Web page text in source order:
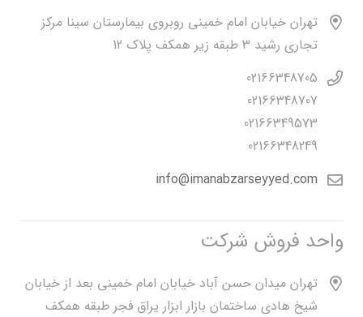
تهران خیابان امام خمینی روبروی بیمارستان سینا مرکز
تجاری رشید 3 طبقه زیر همکف پلاک 12
02166348705
02166348707
02166349573
02166348249
info@imanabzarseyyed.com
واحد فروش شرکت
تهران میدان حسن آباد خیابان امام خمینی بعد از خیابان
شیخ هادی ساختمان بازار ابزار یراق فجر طبقه همکف